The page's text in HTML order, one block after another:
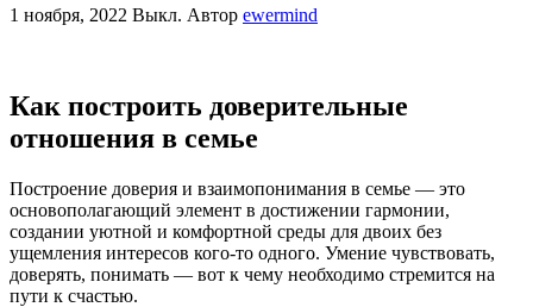
1 ноября, 2022 Выкл. Автор ewermind
Как построить доверительные
отношения в семье
Построение доверия и взаимопонимания в семье — это
основополагающий элемент в достижении гармонии,
создании уютной и комфортной среды для двоих без
ущемления интересов кого-то одного. Умение чувствовать,
доверять, понимать — вот к чему необходимо стремится на
пути к счастью.